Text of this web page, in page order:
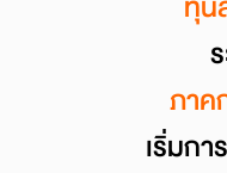
ภาค
เริ่มก